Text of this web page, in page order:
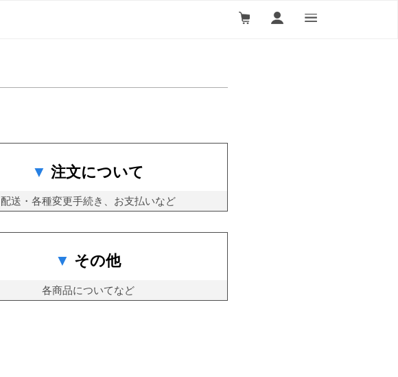
注文について
配送・各種変更手続き、お支払いなど
その他
各商品についてなど